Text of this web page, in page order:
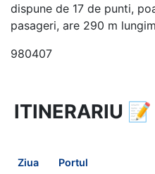
dispune de 17 de punti,
pasageri, are 290 m
980407
8 zile vacanta de
Marea Mediterana de Est
Plecare pe 15 Iul 2026
ITINERARIU 📝
Ziua Portul